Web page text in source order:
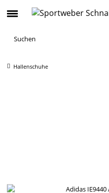
Hallenschuhe